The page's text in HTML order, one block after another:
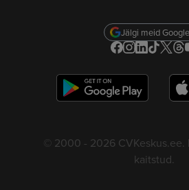
Jälgi meid
© 2000 - 2026
kaitstud.